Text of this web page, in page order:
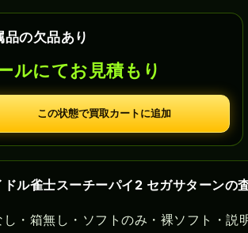
品の欠品あり
ルにてお見積もり
この状態で買取カートに追加
ドル雀士スーチーパイ2 セガサターンの
し・箱無し・ソフトのみ・裸ソフト・説